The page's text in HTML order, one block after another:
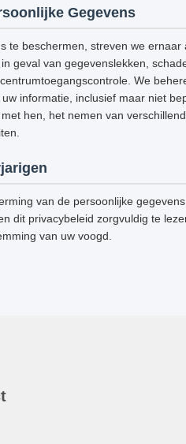
Gegevens
te beschermen, streven we
geval van gegevenslekken,
We
informatie, inclusief maar niet
hen, het nemen van
van de persoonlijke
dit privacybeleid zorgvuldig te
van uw voogd.